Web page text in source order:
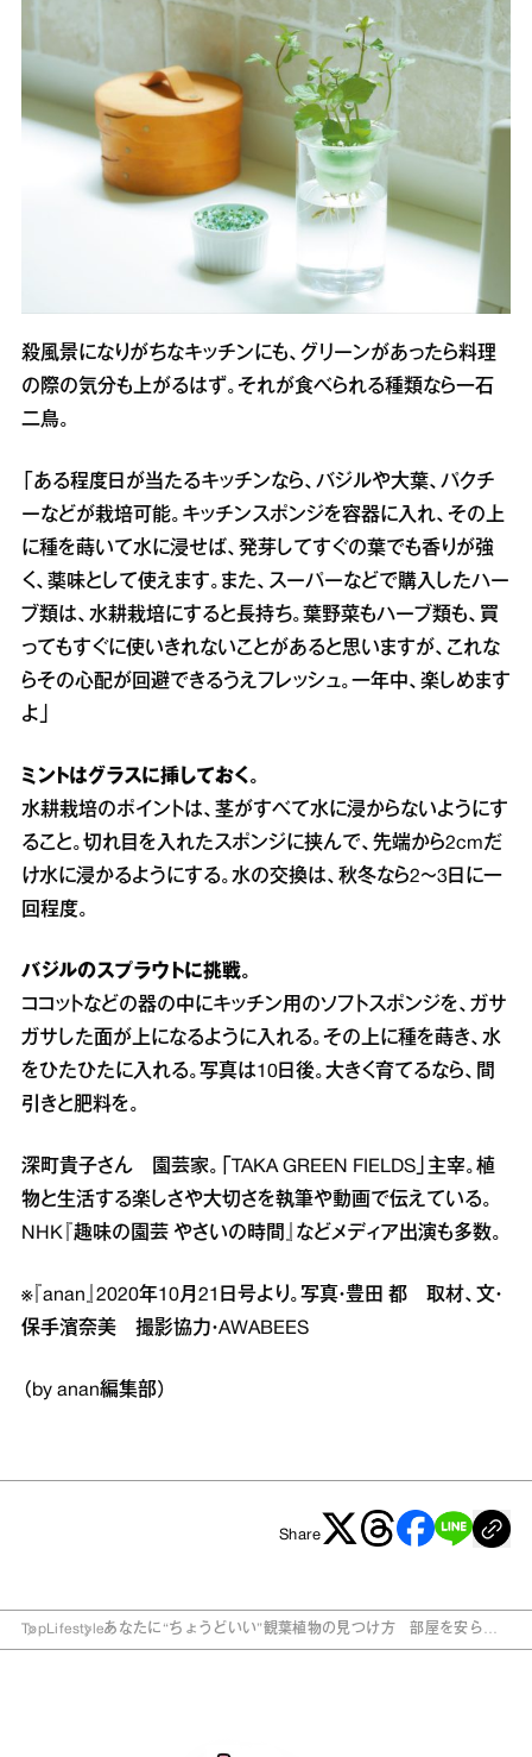
殺風景になりがちなキッチンにも、グリーンがあったら料理
の際の気分も上がるはず。それが食べられる種類なら一石
二鳥。
「ある程度日が当たるキッチンなら、バジルや大葉、パクチ
ーなどが栽培可能。キッチンスポンジを容器に入れ、その上
に種を蒔いて水に浸せば、発芽してすぐの葉でも香りが強
く、薬味として使えます。また、スーパーなどで購入したハー
ブ類は、水耕栽培にすると長持ち。葉野菜もハーブ類も、買
ってもすぐに使いきれないことがあると思いますが、これな
らその心配が回避できるうえフレッシュ。一年中、楽しめます
よ」
ミントはグラスに挿しておく。
水耕栽培のポイントは、茎がすべて水に浸からないようにす
ること。切れ目を入れたスポンジに挟んで、先端から2cmだ
け水に浸かるようにする。水の交換は、秋冬なら2～3日に一
回程度。
バジルのスプラウトに挑戦。
ココットなどの器の中にキッチン用のソフトスポンジを、ガサ
ガサした面が上になるように入れる。その上に種を蒔き、水
をひたひたに入れる。写真は10日後。大きく育てるなら、間
引きと肥料を。
深町貴子さん 園芸家。「TAKA GREEN FIELDS」主宰。植
物と生活する楽しさや大切さを執筆や動画で伝えている。
NHK『趣味の園芸 やさいの時間』などメディア出演も多数。
※『anan』2020年10月21日号より。写真・豊田 都 取材、文・
保手濱奈美 撮影協力・AWABEES
（by anan編集部）
Share
Top Lifestyleあなたに“ちょうどいい”観葉植物の見つけ方 部屋を安らぎ